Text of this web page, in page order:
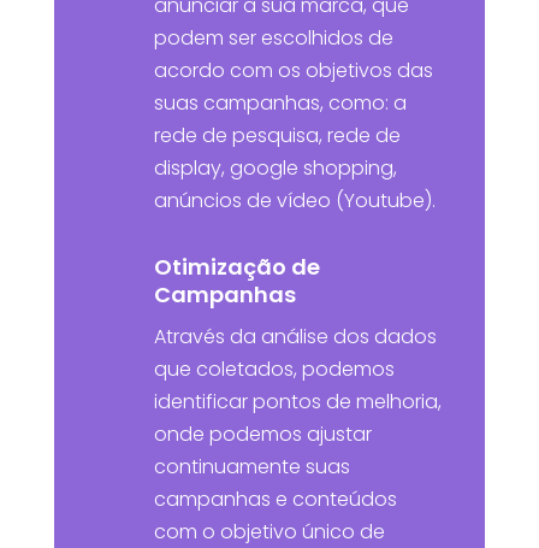
podem ser escolhidos de
acordo com os objetivos das
suas campanhas, como: a
rede de pesquisa, rede de
display, google shopping,
anúncios de vídeo (Youtube).
Otimização de
Campanhas
Através da análise dos dados
que coletados, podemos
identificar pontos de melhoria,
onde podemos ajustar
continuamente suas
campanhas e conteúdos
com o objetivo único de